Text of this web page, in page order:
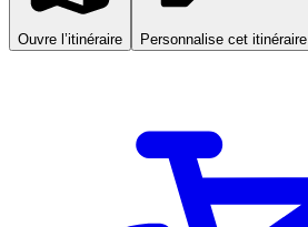
Ouvre l’itinéraire Personnalise cet itinéraire